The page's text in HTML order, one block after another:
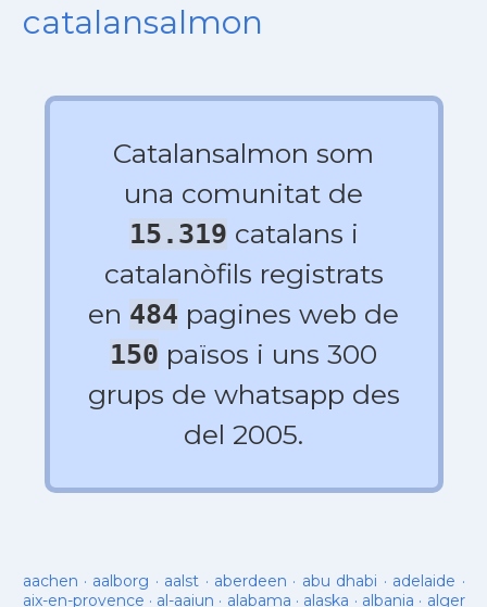
catalansalmon
Catalansalmon som
una comunitat de
15.319 catalans i
catalanòfils registrats
en 484 pagines web de
150 països i uns 300
grups de whatsapp des
del 2005.
aachen · aalborg · aalst · aberdeen · abu dhabi · adelaide ·
aix-en-provence · al-aaiun · alabama · alaska · albania · alger